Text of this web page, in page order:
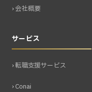
› 会社概要
サービス
› 転職支援サービス
› Conai